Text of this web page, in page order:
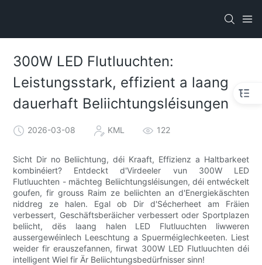
300W LED Flutluuchten:
Leistungsstark, effizient a laang
dauerhaft Beliichtungsléisungen
2026-03-08 KML 122
Sicht Dir no Beliichtung, déi Kraaft, Effizienz a Haltbarkeet
kombinéiert? Entdeckt d'Virdeeler vun 300W LED
Flutluuchten - mächteg Beliichtungsléisungen, déi entwéckelt
goufen, fir grouss Raim ze beliichten an d'Energiekäschten
niddreg ze halen. Egal ob Dir d'Sécherheet am Fräien
verbessert, Geschäftsberäicher verbessert oder Sportplazen
beliicht, dës laang halen LED Flutluuchten liwweren
aussergewéinlech Leeschtung a Spuerméiglechkeeten. Liest
weider fir erauszefannen, firwat 300W LED Flutluuchten déi
intelligent Wiel fir Är Beliichtungsbedürfnisser sinn!